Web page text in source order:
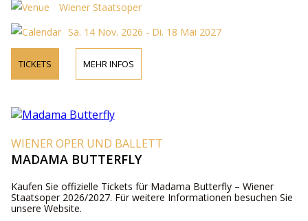
Wiener Staatsoper
Sa. 14 Nov. 2026 - Di. 18 Mai 2027
TICKETS MEHR INFOS
WIENER OPER UND BALLETT
MADAMA BUTTERFLY
Kaufen Sie offizielle Tickets für Madama Butterfly – Wiener
Staatsoper 2026/2027. Für weitere Informationen besuchen Sie
unsere Website.